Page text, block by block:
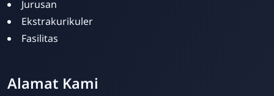
Jurusan
Ekstrakurikuler
Fasilitas
Alamat Kami